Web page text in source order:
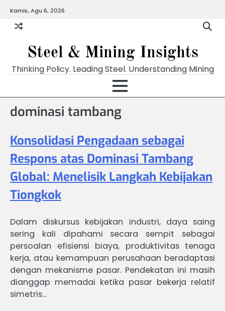
content
Kamis, Agu 6, 2026
Steel & Mining Insights
Thinking Policy. Leading Steel. Understanding Mining
dominasi tambang
Konsolidasi Pengadaan sebagai
Respons atas Dominasi Tambang
Global: Menelisik Langkah Kebijakan
Tiongkok
Dalam diskursus kebijakan industri, daya saing
sering kali dipahami secara sempit sebagai
persoalan efisiensi biaya, produktivitas tenaga
kerja, atau kemampuan perusahaan beradaptasi
dengan mekanisme pasar. Pendekatan ini masih
dianggap memadai ketika pasar bekerja relatif
simetris…